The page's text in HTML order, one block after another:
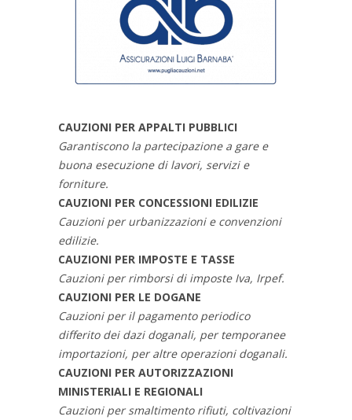
CAUZIONI PER APPALTI PUBBLICI
Garantiscono la partecipazione a gare e
buona esecuzione di lavori, servizi e
forniture.
CAUZIONI PER CONCESSIONI EDILIZIE
Cauzioni per urbanizzazioni e convenzioni
edilizie.
CAUZIONI PER IMPOSTE E TASSE
Cauzioni per rimborsi di imposte Iva, Irpef.
CAUZIONI PER LE DOGANE
Cauzioni per il pagamento periodico
differito dei dazi doganali, per temporanee
importazioni, per altre operazioni doganali.
CAUZIONI PER AUTORIZZAZIONI
MINISTERIALI E REGIONALI
Cauzioni per smaltimento rifiuti, coltivazioni